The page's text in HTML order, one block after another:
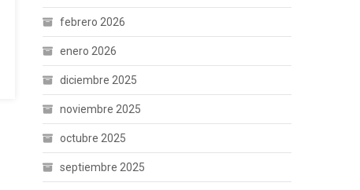
febrero 2026
enero 2026
diciembre 2025
noviembre 2025
octubre 2025
septiembre 2025